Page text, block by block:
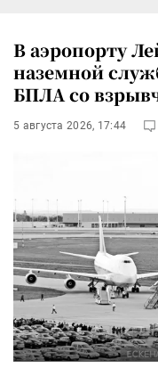
В аэропорту
наземной
БПЛА со
5 августа 2026, 17:44